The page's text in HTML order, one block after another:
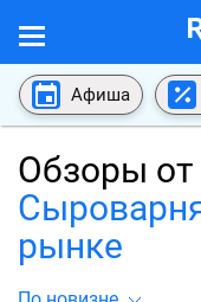
Афиша
Обзоры от
рынке